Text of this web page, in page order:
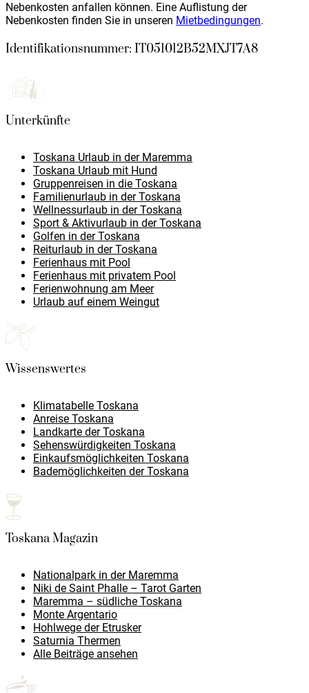
Nebenkosten anfallen können. Eine Auflistung der
Nebenkosten finden Sie in unseren Mietbedingungen.
Identifikationsnummer: IT051012B52MXJT7A8
Unterkünfte
Toskana Urlaub in der Maremma
Toskana Urlaub mit Hund
Gruppenreisen in die Toskana
Familienurlaub in der Toskana
Wellnessurlaub in der Toskana
Sport & Aktivurlaub in der Toskana
Golfen in der Toskana
Reiturlaub in der Toskana
Ferienhaus mit Pool
Ferienhaus mit privatem Pool
Ferienwohnung am Meer
Urlaub auf einem Weingut
Wissenswertes
Klimatabelle Toskana
Anreise Toskana
Landkarte der Toskana
Sehenswürdigkeiten Toskana
Einkaufsmöglichkeiten Toskana
Bademöglichkeiten der Toskana
Toskana Magazin
Nationalpark in der Maremma
Niki de Saint Phalle – Tarot Garten
Maremma – südliche Toskana
Monte Argentario
Hohlwege der Etrusker
Saturnia Thermen
Alle Beiträge ansehen